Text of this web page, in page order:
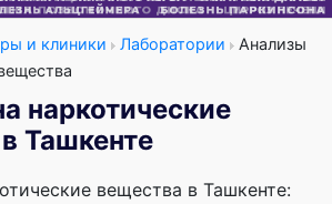
и клиники Лаборатории
Анализы
наркотические
Ташкенте
вещества в Ташкенте: